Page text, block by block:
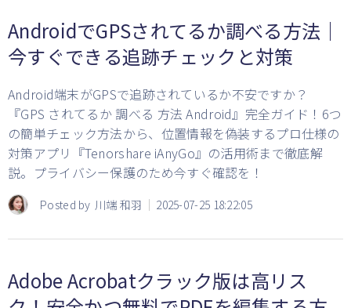
AndroidでGPSされてるか調べる方法｜
今すぐできる追跡チェックと対策
Android端末がGPSで追跡されているか不安ですか？
『GPS されてるか 調べる 方法 Android』完全ガイド！6つ
の簡単チェック方法から、位置情報を偽装するプロ仕様の
対策アプリ『Tenorshare iAnyGo』の活用術まで徹底解
説。プライバシー保護のため今すぐ確認を！
Posted by 川端 和羽 2025-07-25 18:22:05
Adobe Acrobatクラック版は高リス